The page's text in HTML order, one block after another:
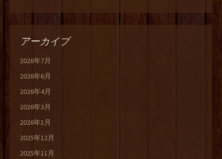
アーカイブ
2026年7月
2026年6月
2026年4月
2026年3月
2026年1月
2025年12月
2025年11月